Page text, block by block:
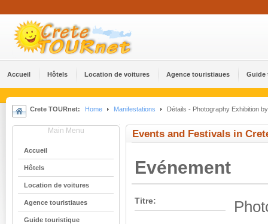
Accueil Hôtels Location de voitures Agence touristiaues Guide
Crete TOURnet: Home Manifestations Détails - Photography Exhibition
Main Menu
Accueil
Hôtels
Location de voitures
Agence touristiaues
Guide touristique
Events and Festivals in
Evénement
Titre: